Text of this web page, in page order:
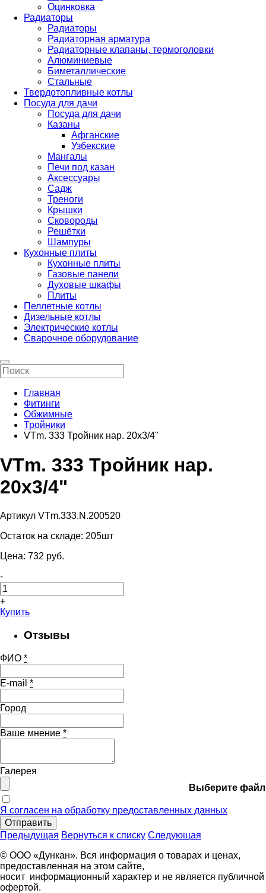
Оцинковка
Радиаторы
Радиаторы
Радиаторная арматура
Радиаторные клапаны, термоголовки
Алюминиевые
Биметаллические
Стальные
Твердотопливные котлы
Посуда для дачи
Посуда для дачи
Казаны
Афганские
Узбекские
Мангалы
Печи под казан
Аксессуары
Садж
Треноги
Крышки
Сковороды
Решётки
Шампуры
Кухонные плиты
Кухонные плиты
Газовые панели
Духовые шкафы
Плиты
Пеллетные котлы
Дизельные котлы
Электрические котлы
Сварочное оборудование
Главная
Фитинги
Обжимные
Тройники
VTm. 333 Тройник нар. 20х3/4"
VTm. 333 Тройник нар.
20х3/4"
Артикул VTm.333.N.200520
Остаток на складе: 205шт
Цена: 732 pуб.
-
+
Купить
Отзывы
ФИО *
E-mail *
Город
Ваше мнение *
Галерея
Выберите файл
Я согласен на обработку предоставленных данных
Отправить
Предыдущая Вернуться к списку Следующая
© ООО «Дункан». Вся информация о товарах и ценах,
предоставленная на этом сайте,
носит информационный характер и не является публичной
офертой.